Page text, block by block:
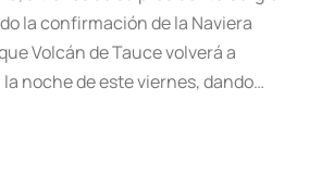
la confirmación de la Naviera
Volcán de Tauce volverá a
noche de este viernes, dando…